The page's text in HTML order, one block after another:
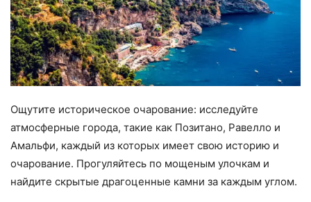
Ощутите историческое очарование: исследуйте
атмосферные города, такие как Позитано, Равелло и
Амальфи, каждый из которых имеет свою историю и
очарование. Прогуляйтесь по мощеным улочкам и
найдите скрытые драгоценные камни за каждым углом.